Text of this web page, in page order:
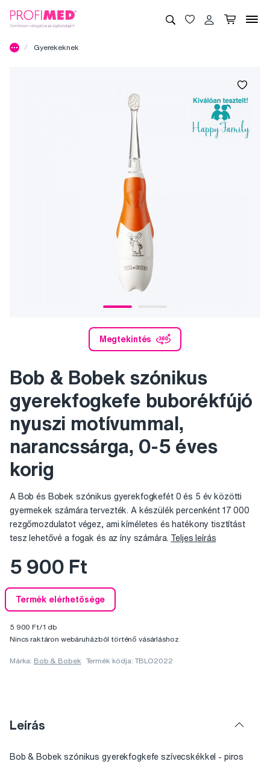
Gyerekeknek
Megtekintés
Bob & Bobek szónikus
gyerekfogkefe buborékfújó
nyuszi motívummal,
narancssárga, 0-5 éves
korig
A Bob és Bobek szónikus gyerekfogkefét 0 és 5 év közötti
gyermekek számára tervezték. A készülék percenként 17 000
rezgőmozdulatot végez, ami kíméletes és hatékony tisztítást
tesz lehetővé a fogak és az íny számára. Teljes leírás
5 900 Ft
Termék elérhetősége
5 900 Ft/1 db
Nincs raktáron webáruházból történő vásárláshoz
Márka: Bob & Bobek Termék kódja: TBLO2022
Leírás
Bob & Bobek szónikus gyerekfogkefe szívecskékkel - piros